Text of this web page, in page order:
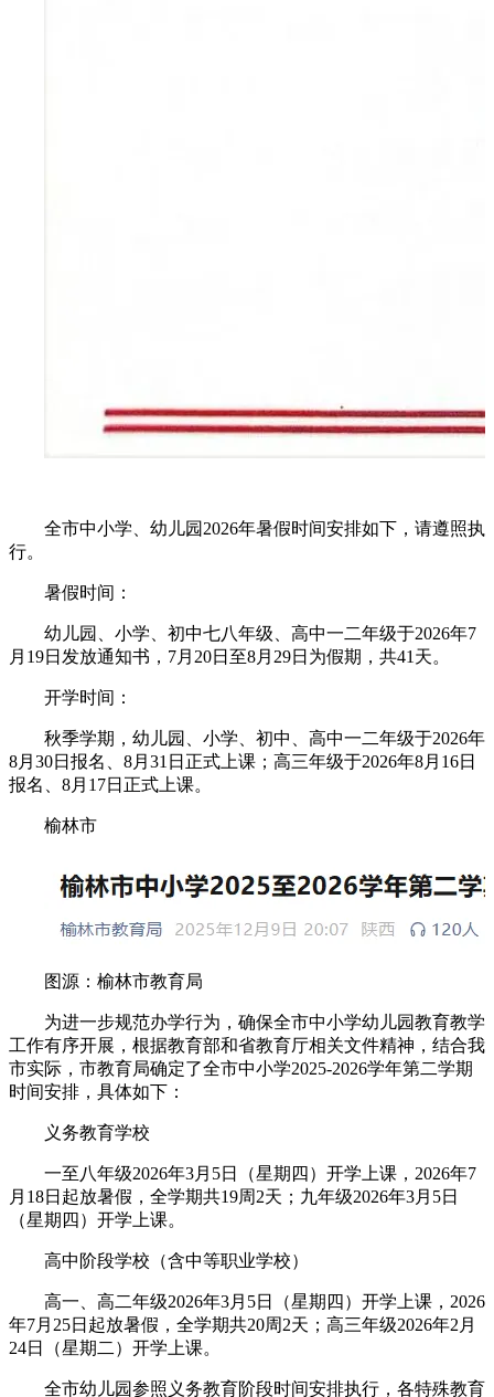
全市中小学、幼儿园2026年暑假时间安排如下，请遵照执
行。
暑假时间：
幼儿园、小学、初中七八年级、高中一二年级于2026年7
月19日发放通知书，7月20日至8月29日为假期，共41天。
开学时间：
秋季学期，幼儿园、小学、初中、高中一二年级于2026年
8月30日报名、8月31日正式上课；高三年级于2026年8月16日
报名、8月17日正式上课。
榆林市
图源：榆林市教育局
为进一步规范办学行为，确保全市中小学幼儿园教育教学
工作有序开展，根据教育部和省教育厅相关文件精神，结合我
市实际，市教育局确定了全市中小学2025-2026学年第二学期
时间安排，具体如下：
义务教育学校
一至八年级2026年3月5日（星期四）开学上课，2026年7
月18日起放暑假，全学期共19周2天；九年级2026年3月5日
（星期四）开学上课。
高中阶段学校（含中等职业学校）
高一、高二年级2026年3月5日（星期四）开学上课，2026
年7月25日起放暑假，全学期共20周2天；高三年级2026年2月
24日（星期二）开学上课。
全市幼儿园参照义务教育阶段时间安排执行，各特殊教育